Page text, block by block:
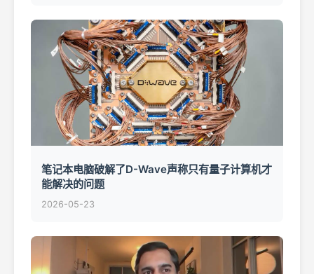
笔记本电脑破解了D-Wave声称只有量子计算机才
能解决的问题
2026-05-23